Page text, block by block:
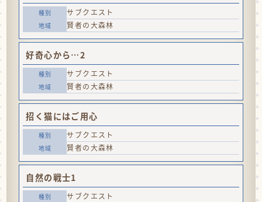
サブクエスト
賢者の大森林
好奇心から…2
サブクエスト
賢者の大森林
招く猫にはご用心
サブクエスト
賢者の大森林
自然の戦士1
サブクエスト